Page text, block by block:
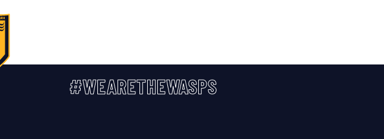
#WEARETHEWASPS